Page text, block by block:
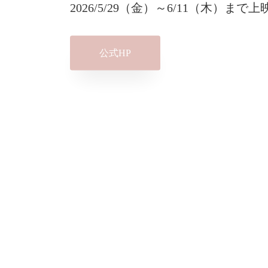
2026/5/29（金）～6/11（木）まで上
公式HP